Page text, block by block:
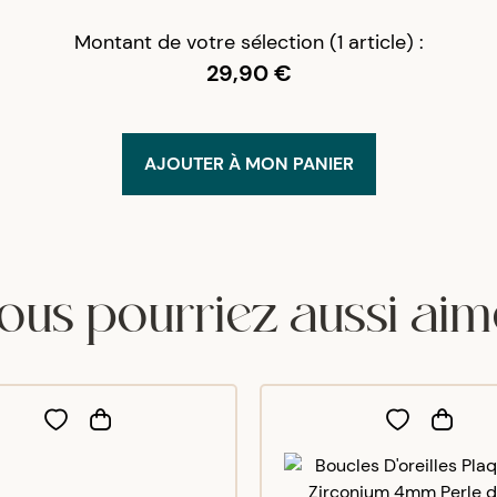
Montant de votre sélection (1 article) :
29,90 €
AJOUTER À MON PANIER
pourriez aussi